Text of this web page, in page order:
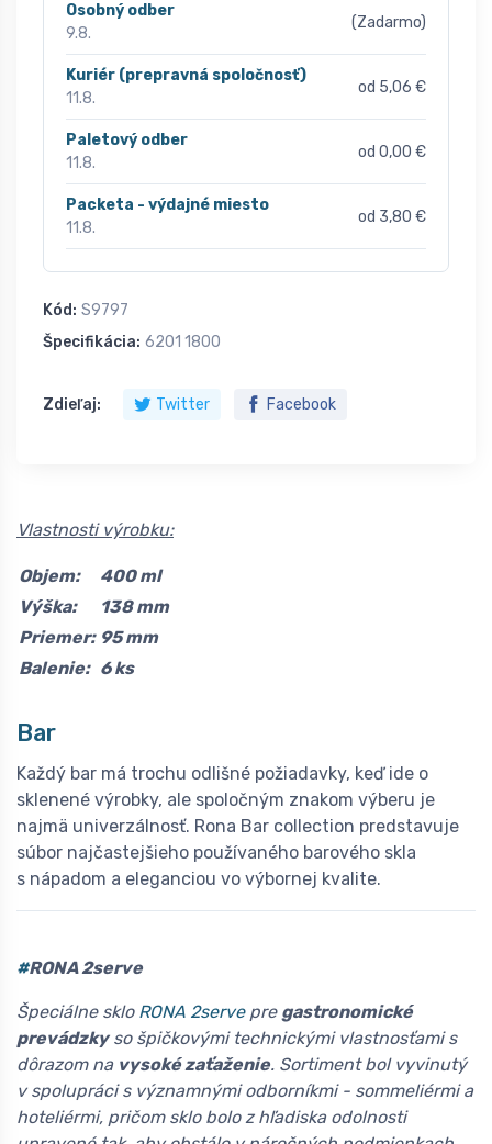
Osobný odber
9.8.
(Zadarmo)
Kuriér (prepravná spoločnosť)
11.8.
od 5,06 €
Paletový odber
11.8.
od 0,00 €
Packeta - výdajné miesto
11.8.
od 3,80 €
Kód: S9797
Špecifikácia: 6201 1800
Zdieľaj: Twitter Facebook
Vlastnosti výrobku:
Objem:
400 ml
Výška:
138 mm
Priemer: 95 mm
Balenie: 6 ks
Bar
Každý bar má trochu odlišné požiadavky, keď ide o
sklenené výrobky, ale spoločným znakom výberu je
najmä univerzálnosť. Rona Bar collection predstavuje
súbor najčastejšieho používaného barového skla
s nápadom a eleganciou vo výbornej kvalite.
#RONA 2serve
Špeciálne sklo RONA 2servepre gastronomické
prevádzkyso špičkovými technickými vlastnosťami s
dôrazom na vysoké zaťaženie. Sortiment bol vyvinutý
v spolupráci s významnými odborníkmi - sommeliérmi a
hoteliérmi, pričom sklo bolo z hľadiska odolnosti